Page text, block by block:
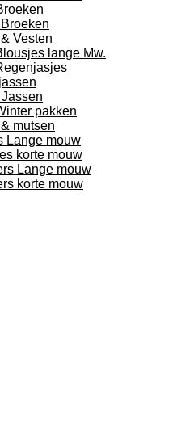
Vesten
lange Mw.
pakken
mutsen
Lange mouw
korte mouw
Lange mouw
korte mouw